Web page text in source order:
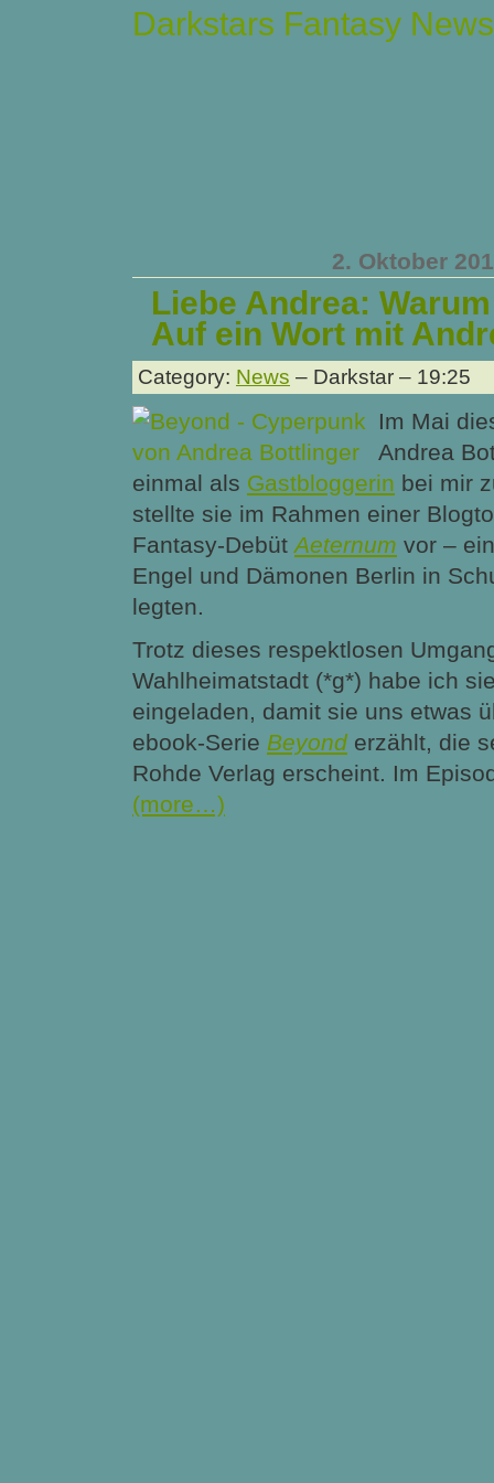
Darkstars Fantasy News
2. Oktober
Liebe Andrea:
Auf ein Wort mit
Category: News – Darkstar – 19:25
Im Mai
Andrea
einmal als Gastbloggerin bei mir
stellte sie im Rahmen einer
Fantasy-Debüt Aeternum vor –
Engel und Dämonen Berlin in
legten.
Trotz dieses respektlosen
Wahlheimatstadt (*g*) habe ich
eingeladen, damit sie uns etwas
ebook-Serie Beyond erzählt, die
Rohde Verlag erscheint. Im
(more…)